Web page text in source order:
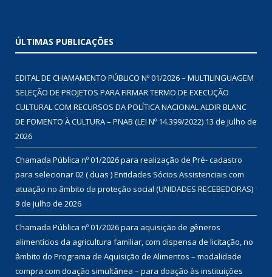
ÚLTIMAS PUBLICAÇÕES
EDITAL DE CHAMAMENTO PÚBLICO Nº 01/2026 – MULTILINGUAGEM
SELEÇÃO DE PROJETOS PARA FIRMAR TERMO DE EXECUÇÃO
CULTURAL COM RECURSOS DA POLÍTICA NACIONAL ALDIR BLANC
DE FOMENTO À CULTURA – PNAB (LEI Nº 14.399/2022) 13 de julho de
2026
Chamada Pública nº 01/2026 para realização de Pré- cadastro
para selecionar 02 ( duas ) Entidades Sócios Assistenciais com
atuação no âmbito da proteção social (UNIDADES RECEBEDORAS)
9 de julho de 2026
Chamada Pública nº 01/2026 para aquisição de gêneros
alimentícios da agricultura familiar, com dispensa de licitação, no
âmbito do Programa de Aquisição de Alimentos – modalidade
compra com doação simultânea – para doação às instituições